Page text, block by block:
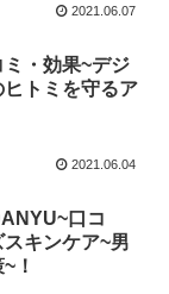
2021.06.07
ミ・効果~デジ
トミを守るア
2021.06.04
口コ
キンケア~男
！